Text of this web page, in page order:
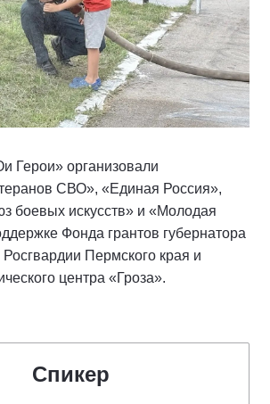
Герои» организовали
СВО», «Единая Россия»,
боевых искусств» и «Молодая
Фонда грантов губернатора
Пермского края и
центра «Гроза».
Спикер